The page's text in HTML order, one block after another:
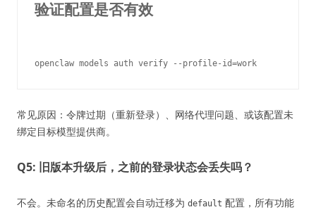
验证配置是否有效
常见原因：令牌过期（重新登录）、网络代理问题、或该配置未
绑定目标模型提供商。
Q5: 旧版本升级后，之前的登录状态会丢失吗？
不会。未命名的历史配置会自动迁移为 default 配置，所有功能